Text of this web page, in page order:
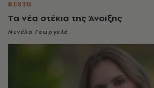
RESTO
Τα νέα στέκια της Άνοιξης
Νενέλα Γεωργελέ